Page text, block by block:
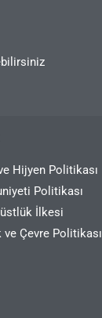
Hijyen Politikası
Politikası
İlkesi
Çevre Politikası